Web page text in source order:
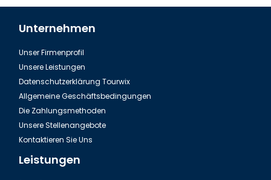
Unternehmen
Unser Firmenprofil
Unsere Leistungen
Datenschutzerklärung Tourwix
Allgemeine Geschäftsbedingungen
Die Zahlungsmethoden
Unsere Stellenangebote
Kontaktieren Sie Uns
Leistungen